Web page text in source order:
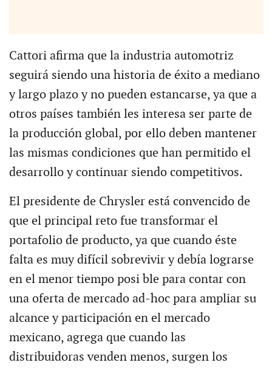
Cattori afirma que la industria automotriz
seguirá siendo una historia de éxito a mediano
y largo plazo y no pueden estancarse, ya que a
otros países también les interesa ser parte de
la producción global, por ello deben mantener
las mismas condiciones que han permitido el
desarrollo y continuar siendo competitivos.
El presidente de Chrysler está convencido de
que el principal reto fue transformar el
portafolio de producto, ya que cuando éste
falta es muy difícil sobrevivir y debía lograrse
en el menor tiempo posi ble para contar con
una oferta de mercado ad-hoc para ampliar su
alcance y participación en el mercado
mexicano, agrega que cuando las
distribuidoras venden menos, surgen los